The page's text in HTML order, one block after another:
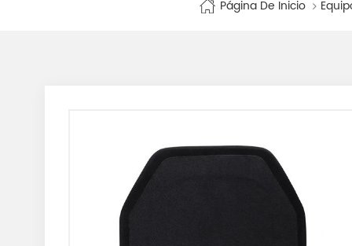
Página De Inicio